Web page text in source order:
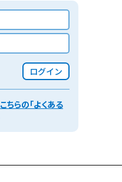
ログイン
こちらの「よくある